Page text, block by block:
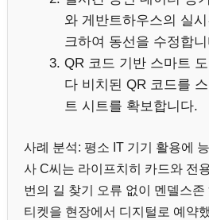
와 게반트하우스의 실
크하여 동선을 수정합
QR 코드 기반 스마트
다 비치된 QR 코드를
트 시트를 확보합니다.
사례 분석: 평소 IT 기기 활용에
사 C씨는 라이프치히 카드와 전
번의 길 찾기 오류 없이 멘델스
티켓을 현장에서 디지털로 예약